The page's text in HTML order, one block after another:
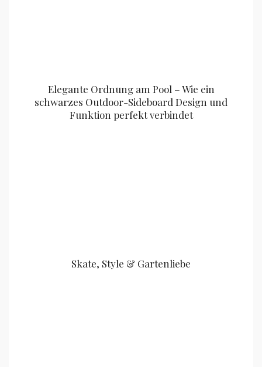
Elegante Ordnung am Pool – Wie ein
schwarzes Outdoor-Sideboard Design und
Funktion perfekt verbindet
Skate, Style & Gartenliebe